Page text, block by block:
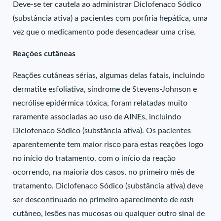
Deve-se ter cautela ao administrar Diclofenaco Sódico
(substância ativa) a pacientes com porfiria hepática, uma
vez que o medicamento pode desencadear uma crise.
Reações cutâneas
Reações cutâneas sérias, algumas delas fatais, incluindo
dermatite esfoliativa, síndrome de Stevens-Johnson e
necrólise epidérmica tóxica, foram relatadas muito
raramente associadas ao uso de AINEs, incluindo
Diclofenaco Sódico (substância ativa). Os pacientes
aparentemente tem maior risco para estas reações logo
no início do tratamento, com o início da reação
ocorrendo, na maioria dos casos, no primeiro mês de
tratamento. Diclofenaco Sódico (substância ativa) deve
ser descontinuado no primeiro aparecimento derash
cutâneo, lesões nas mucosas ou qualquer outro sinal de